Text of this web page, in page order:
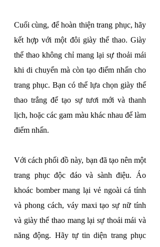
Cuối cùng, để hoàn thiện trang phục, hãy
kết hợp với một đôi giày thể thao. Giày
thể thao không chỉ mang lại sự thoải mái
khi di chuyển mà còn tạo điểm nhấn cho
trang phục. Bạn có thể lựa chọn giày thể
thao trắng để tạo sự tươi mới và thanh
lịch, hoặc các gam màu khác nhau để làm
điểm nhấn.
Với cách phối đồ này, bạn đã tạo nên một
trang phục độc đáo và sành điệu. Áo
khoác bomber mang lại vẻ ngoài cá tính
và phong cách, váy maxi tạo sự nữ tính
và giày thể thao mang lại sự thoải mái và
năng động. Hãy tự tin diện trang phục